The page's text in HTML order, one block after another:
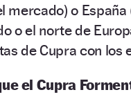
o España
o el norte de
de Cupra con los
el Cupra